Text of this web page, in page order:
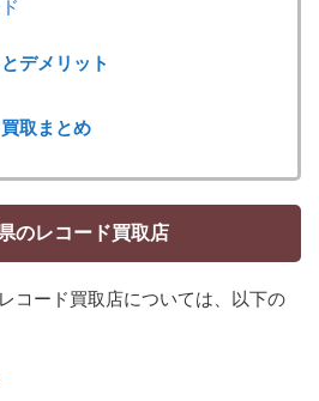
デメリット
取まとめ
のレコード買取店
コード買取店については、以下の